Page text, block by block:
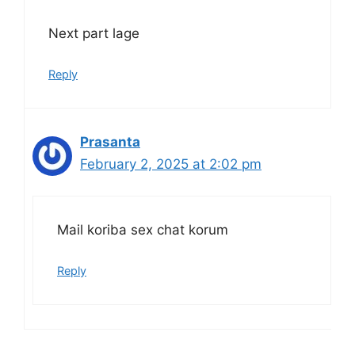
Next part lage
Reply
Prasanta
February 2, 2025 at 2:02 pm
Mail koriba sex chat korum
Reply